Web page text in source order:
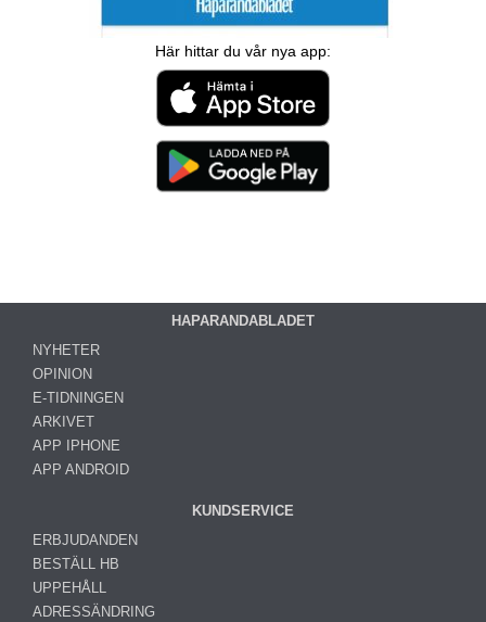
Här hittar du vår nya app:
HAPARANDABLADET
NYHETER
OPINION
E-TIDNINGEN
ARKIVET
APP IPHONE
APP ANDROID
KUNDSERVICE
ERBJUDANDEN
BESTÄLL HB
UPPEHÅLL
ADRESSÄNDRING